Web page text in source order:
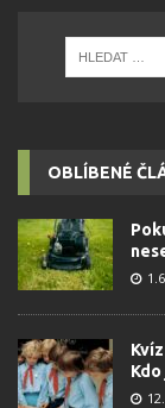
OBLÍBENÉ